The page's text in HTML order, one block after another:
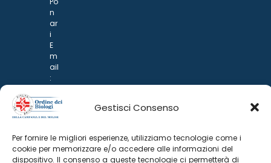
Gestisci Consenso
Per fornire le migliori esperienze, utilizziamo tecnologie come i
cookie per memorizzare e/o accedere alle informazioni del
dispositivo. Il consenso a queste tecnologie ci permetterà di
n
ar
i
E
m
ail
:
d
@
p
n
ar